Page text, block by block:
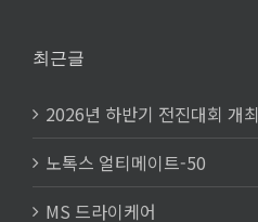
최근글
2026년 하반기 전진대회 개최
노톡스 얼티메이트-50
MS 드라이케어